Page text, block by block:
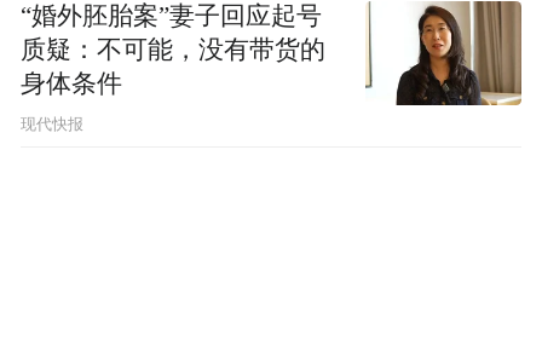
“婚外胚胎案”妻子回应起号
质疑：不可能，没有带货的
身体条件
现代快报